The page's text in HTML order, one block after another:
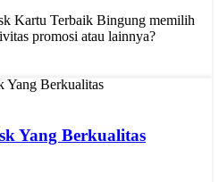
Kartu Terbaik Bingung memilih
promosi atau lainnya?
Yang Berkualitas